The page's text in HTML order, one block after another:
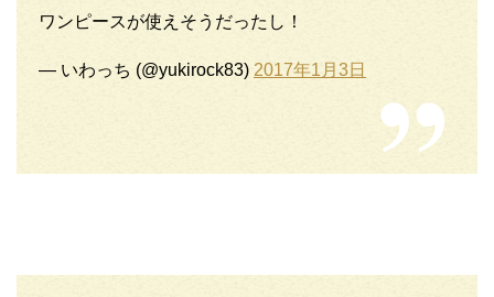
ワンピースが使えそうだったし！
— いわっち (@yukirock83) 2017年1月3日